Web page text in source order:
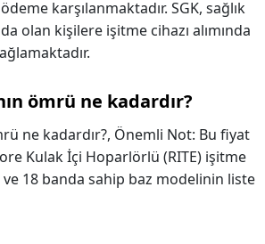
karşılanmaktadır. SGK, sağlık
olan kişilere işitme cihazı alımında
ömrü ne kadardır?
ne kadardır?, Önemli Not: Bu fiyat
Kulak İçi Hoparlörlü (RITE) işitme
ve 18 banda sahip baz modelinin liste